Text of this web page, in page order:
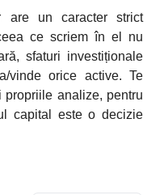
are un caracter strict
ce scriem în el nu
sfaturi investiționale
vinde orice active. Te
analize, pentru
capital este o decizie